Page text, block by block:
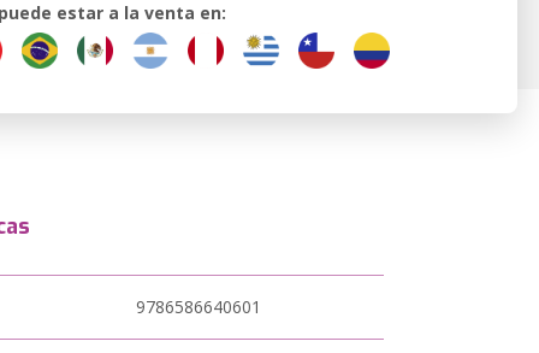
estar a la venta en:
9786586640601